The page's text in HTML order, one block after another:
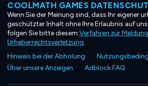
COOLMATH GAMES
Wenn Sie der Meinung sind, dass Ihr eigener
geschützter Inhalt ohne Ihre Erlaubnis auf
folgen Sie bitte diesem Verfahren zur
Urheberrechtsverletzung.
Hinweis bei der Abholung
Über unsere Anzeigen
Adblock FAQ